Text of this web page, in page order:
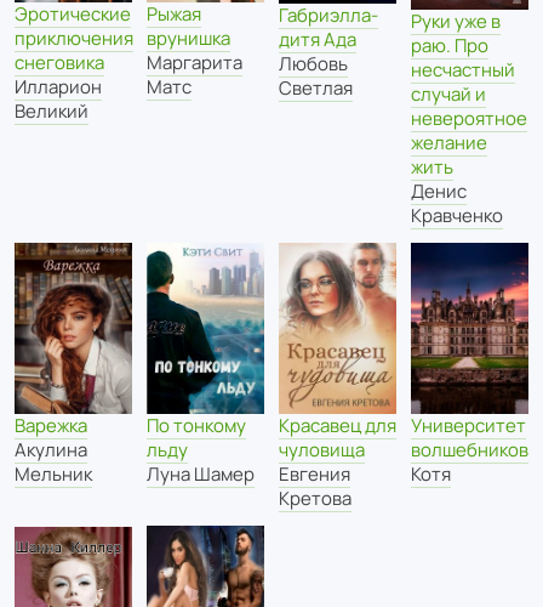
Эротические
приключения
снеговика
Илларион
Великий
Рыжая
врунишка
Маргарита
Матс
Габриэлла-
дитя Ада
Любовь
Светлая
Руки уже в
раю. Про
несчастный
случай и
невероятное
желание
жить
Денис
Кравченко
Варежка
Акулина
Мельник
По тонкому
льду
Луна Шамер
Красавец для
чуловища
Евгения
Кретова
Университет
волшебников
Котя